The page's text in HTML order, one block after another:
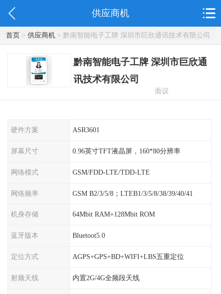
供应商机
首页> 供应商机> 黔南智能电子工牌 深圳市巨欣通讯技术有限公司
黔南智能电子工牌 深圳市巨欣通
讯技术有限公司
面议
硬件方案 ASR3601
屏幕尺寸 0.96英寸TFT液晶屏，160*80分辨率
网络模式 GSM/FDD-LTE/TDD-LTE
网络频率 GSM B2/3/5/8；LTEB1/3/5/8/38/39/40/41
机身存储 64Mbit RAM+128Mbit ROM
蓝牙版本 Bluetoot5.0
定位方式 AGPS+GPS+BD+WIFI+LBS五重定位
射频天线 内置2G/4G全频段天线